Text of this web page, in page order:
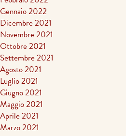
Gennaio 2022
Dicembre 2021
Novembre 2021
Ottobre 2021
Settembre 2021
Agosto 2021
Luglio 2021
Giugno 2021
Maggio 2021
Aprile 2021
Marzo 2021